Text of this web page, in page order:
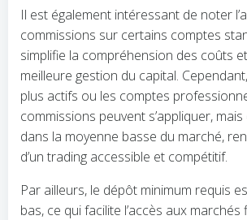
Il est également intéressant de noter
commissions sur certains comptes
simplifie la compréhension des coûts
meilleure gestion du capital.
plus actifs ou les comptes
commissions peuvent s’appliquer,
dans la moyenne basse du marché,
d’un trading accessible et compétitif.
Par ailleurs, le dépôt minimum requis
bas, ce qui facilite l’accès aux